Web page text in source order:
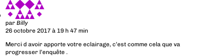
parBilly
26 octobre 2017 à 19 h 47 min
Merci d avoir apporte votre eclairage, c’est comme cela que va
progresser l’enquête .